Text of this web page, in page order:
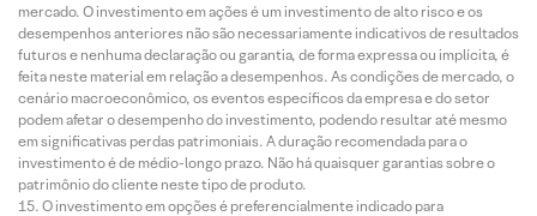
mercado. O investimento em ações é um investimento de alto risco e os
desempenhos anteriores não são necessariamente indicativos de resultados
futuros e nenhuma declaração ou garantia, de forma expressa ou implícita, é
feita neste material em relação a desempenhos. As condições de mercado, o
cenário macroeconômico, os eventos específicos da empresa e do setor
podem afetar o desempenho do investimento, podendo resultar até mesmo
em significativas perdas patrimoniais. A duração recomendada para o
investimento é de médio-longo prazo. Não há quaisquer garantias sobre o
patrimônio do cliente neste tipo de produto.
O investimento em opções é preferencialmente indicado para